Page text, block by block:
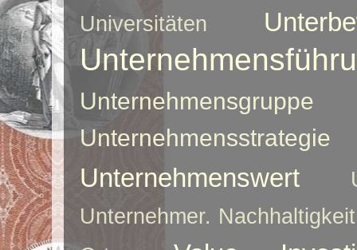
Universitäten
Unternehmensgruppe
Unternehmensstrategie
Unternehmenswert
Unternehmer. Nachhaltigkeit